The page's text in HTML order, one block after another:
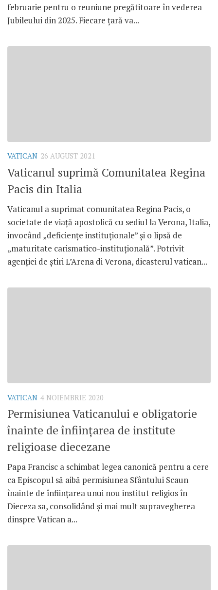
februarie pentru o reuniune pregătitoare în vederea
Jubileului din 2025. Fiecare țară va...
VATICAN 26 AUGUST 2021
Vaticanul suprimă Comunitatea Regina
Pacis din Italia
Vaticanul a suprimat comunitatea Regina Pacis, o
societate de viață apostolică cu sediul la Verona, Italia,
invocând „deficiențe instituționale” și o lipsă de
„maturitate carismatico-instituțională”. Potrivit
agenției de știri L’Arena di Verona, dicasterul vatican...
VATICAN 4 NOIEMBRIE 2020
Permisiunea Vaticanului e obligatorie
înainte de înființarea de institute
religioase diecezane
Papa Francisc a schimbat legea canonică pentru a cere
ca Episcopul să aibă permisiunea Sfântului Scaun
înainte de înființarea unui nou institut religios în
Dieceza sa, consolidând și mai mult supravegherea
dinspre Vatican a...